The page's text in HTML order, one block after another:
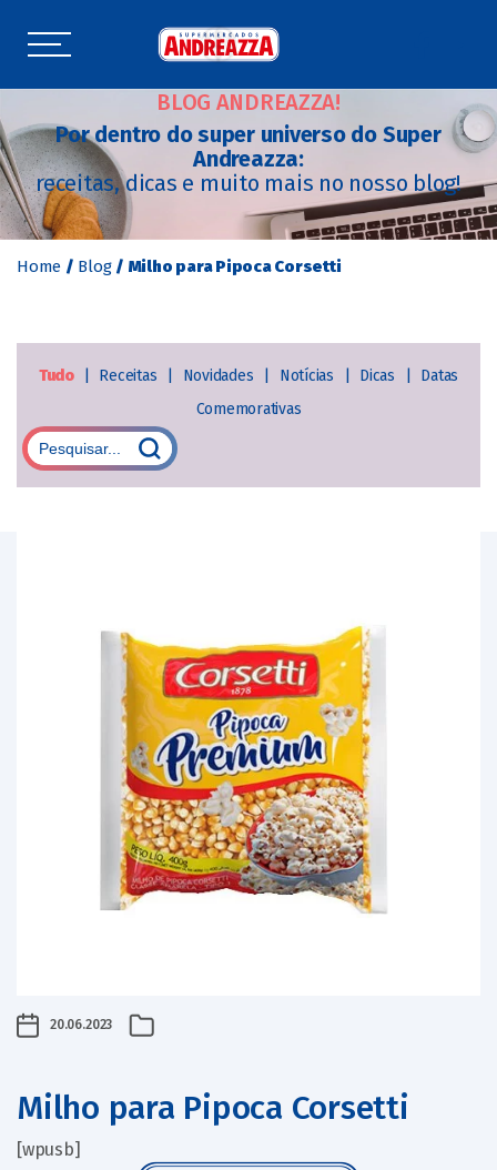
BLOG ANDREAZZA!
Por dentro do super universo do Super
Andreazza:
receitas, dicas e muito mais no nosso blog!
Home / Blog / Milho para Pipoca Corsetti
Tudo Receitas Novidades Notícias Dicas
Datas
Comemorativas
20.06.2023
Milho para Pipoca Corsetti
[wpusb]